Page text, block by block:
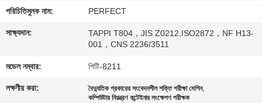
কারখানা
ভ্রমণ
মান
নিয়ন্ত্রণ
পরিচিতিমুলক নাম: PERFECT
সাক্ষ্যদান:
TAPPI T804，JIS Z0212,ISO2872，NF H13-
001，CNS 2236/3511
মডেল নম্বার: পিটি-8211
লক্ষণীয় করা: বৈদ্যুতিক প্রকারের সংবেদনশীল শক্তি পরীক্ষা মেশিন,
কম্পিউটার নিয়ন্ত্রণ কন্টেইনার সংক্ষেপণ পরীক্ষক